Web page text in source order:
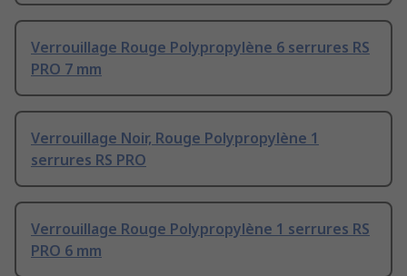
Verrouillage Rouge Polypropylène 6 serrures RS
PRO 7 mm
Verrouillage Noir, Rouge Polypropylène 1
serrures RS PRO
Verrouillage Rouge Polypropylène 1 serrures RS
PRO 6 mm